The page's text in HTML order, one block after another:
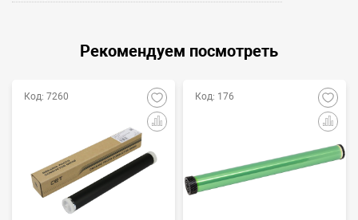
Рекомендуем посмотреть
Код: 7260 Код: 176